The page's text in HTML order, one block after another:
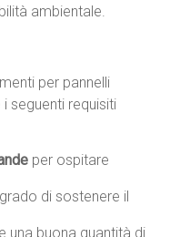
ambientale.
per pannelli
seguenti requisiti
per ospitare
di sostenere il
una buona quantità di